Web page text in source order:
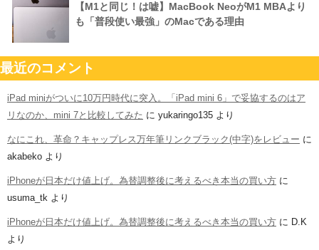
【M1と同じ！は嘘】MacBook NeoがM1 MBAより
も「普段使い最強」のMacである理由
最近のコメント
iPad miniがついに10万円時代に突入。「iPad mini 6」で妥協するのはア
リなのか、mini 7と比較してみた に yukaringo135 より
なにこれ、革命？キャップレス万年筆リンクブラック(中字)をレビュー に
akabeko より
iPhoneが日本だけ値上げ。為替調整後に考えるべき本当の買い方 に
usuma_tk より
iPhoneが日本だけ値上げ。為替調整後に考えるべき本当の買い方 に D.K
より